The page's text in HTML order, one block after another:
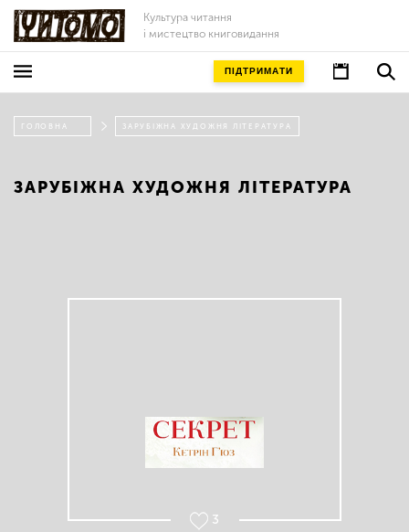
Культура читання
і мистецтво книговидання
ПІДТРИМАТИ
ГОЛОВНА ЗАРУБІЖНА ХУДОЖНЯ ЛІТЕРАТУРА
ЗАРУБІЖНА ХУДОЖНЯ ЛІТЕРАТУРА
3